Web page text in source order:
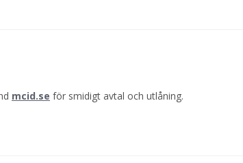
mcid.se för smidigt avtal och utlåning.